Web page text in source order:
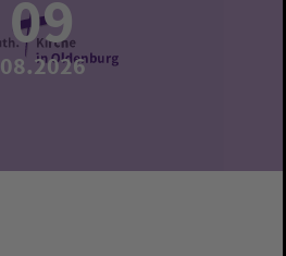
09
08.2026